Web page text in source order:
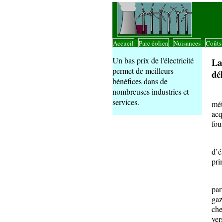
Accueil Parc éolien Nuisances
Un bas prix de l'électricité
permet de meilleurs
bénéfices dans de
nombreuses industries et
services.